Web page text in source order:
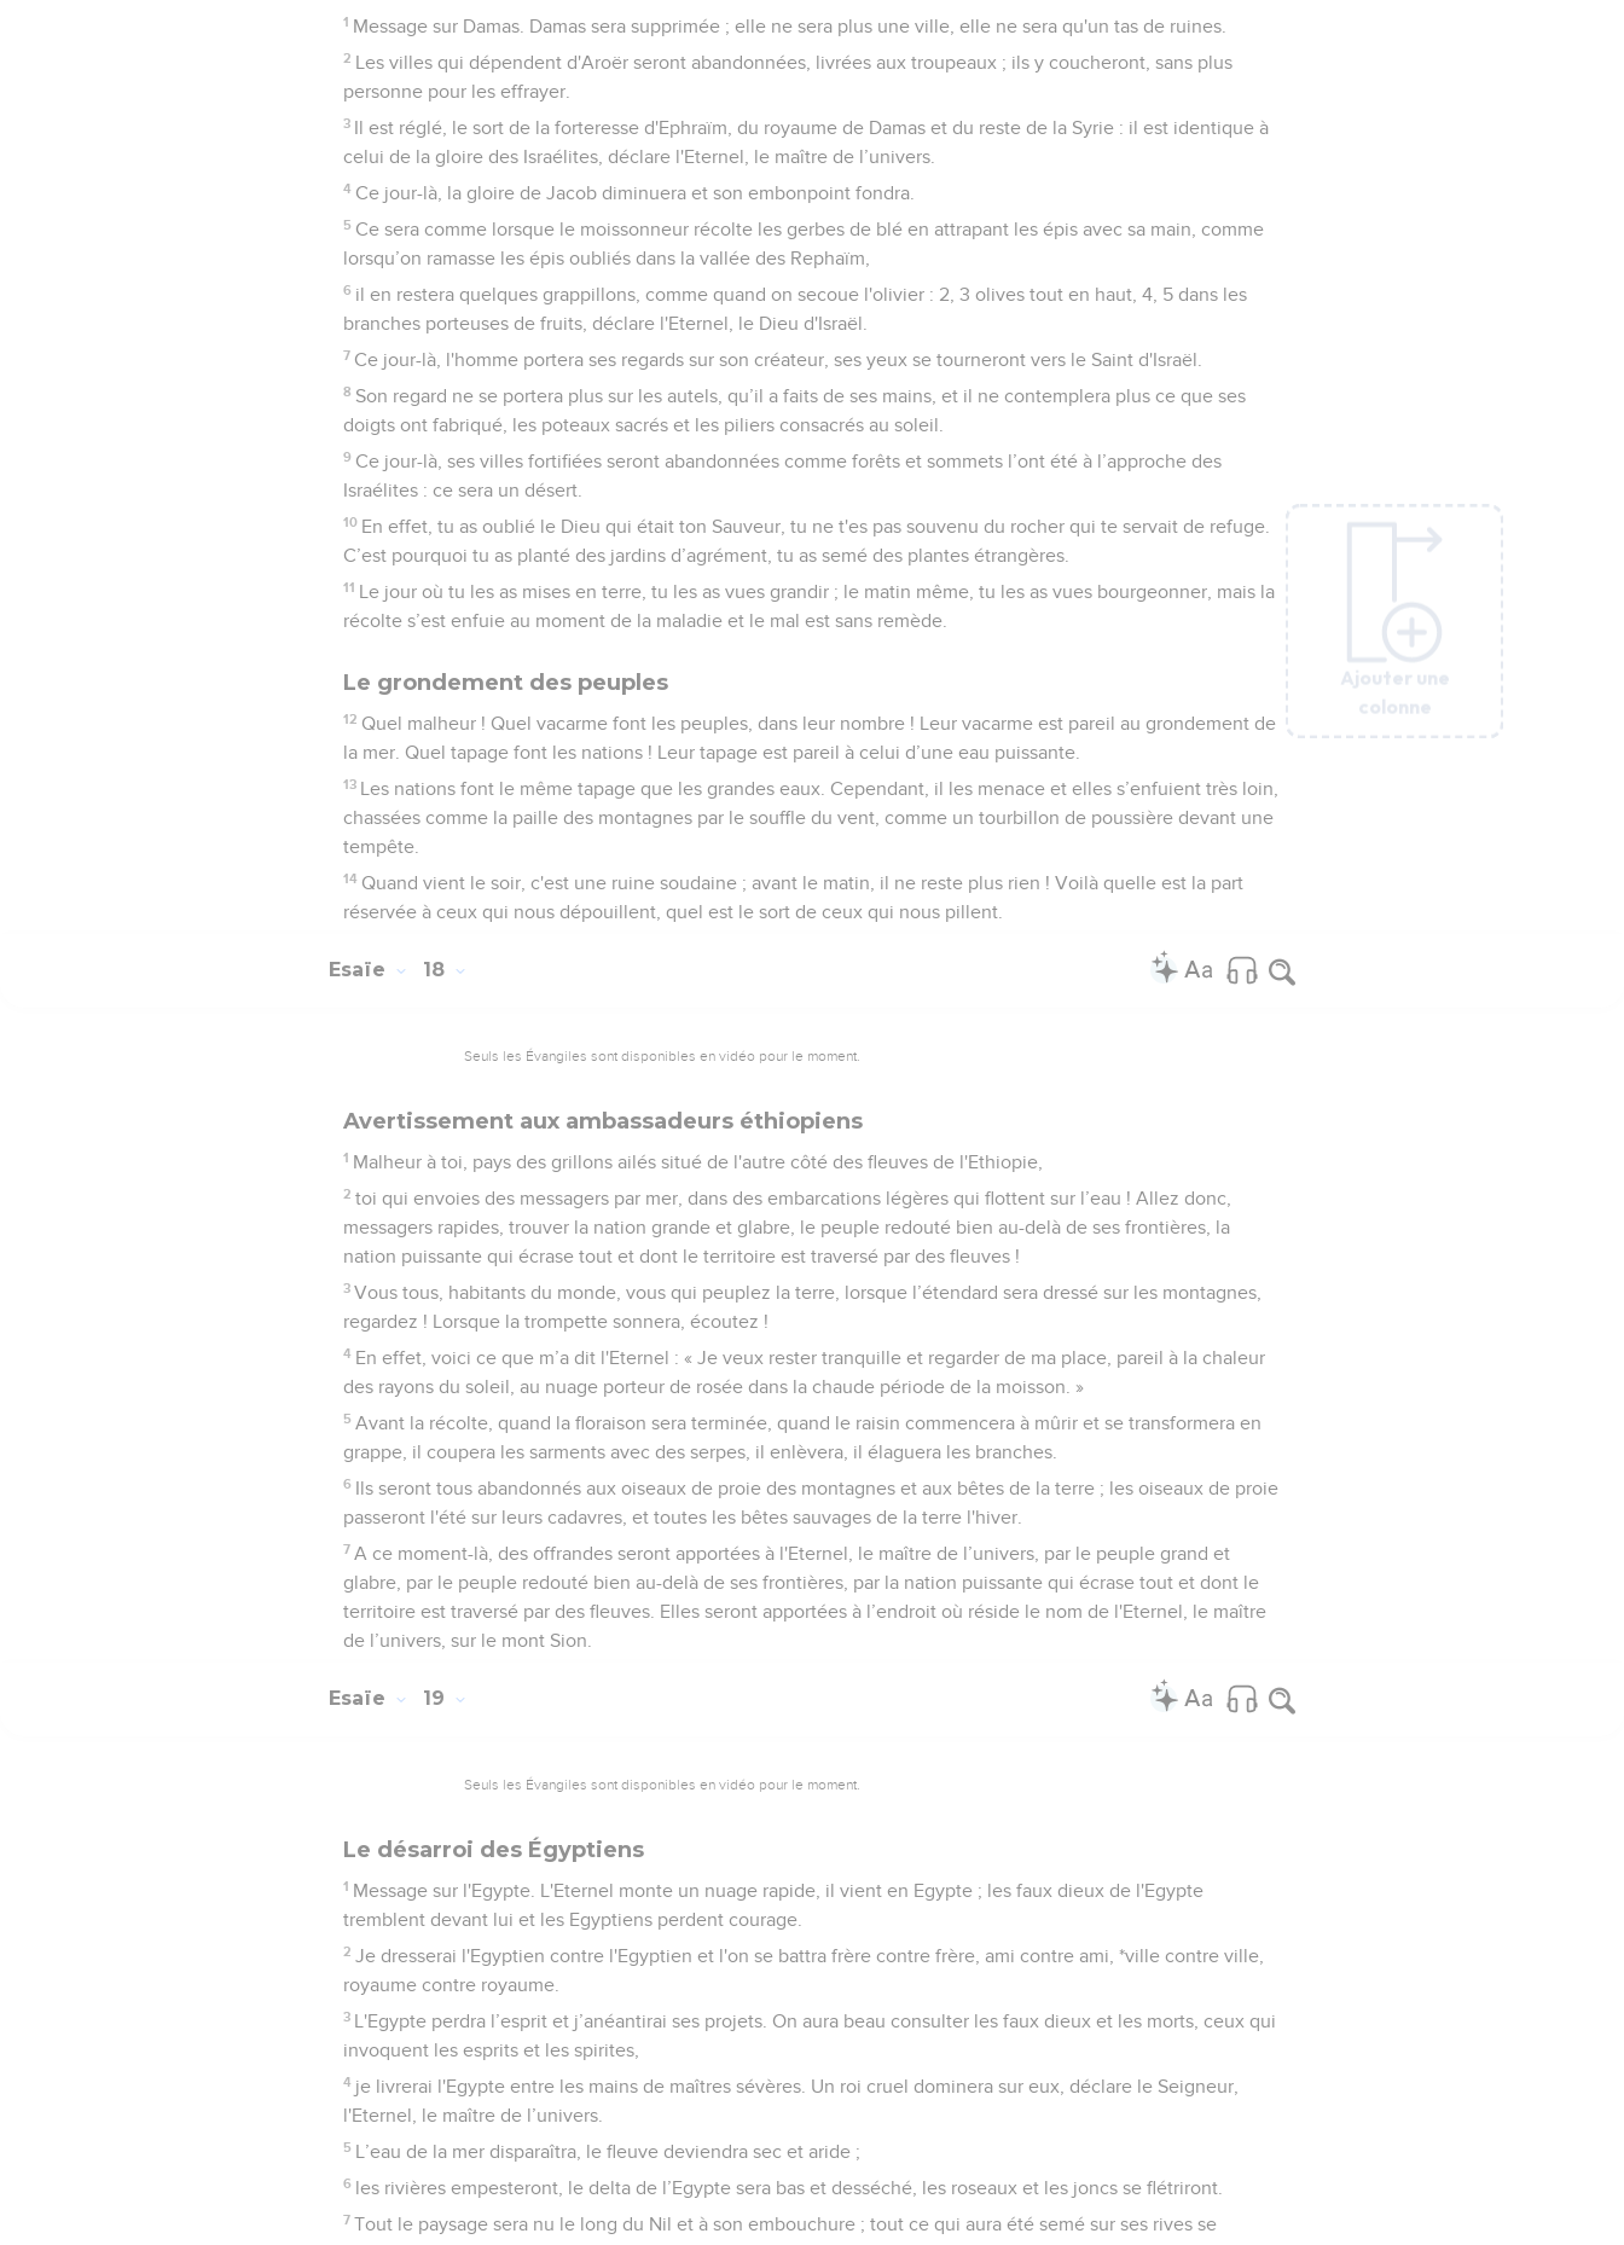
Ajouter une
colonne
Ajouter une
colonne
1 Message sur Damas. Damas sera supprimée ; elle ne sera plus une ville, elle ne sera qu'un tas de ruines.
2 Les villes qui dépendent d'Aroër seront abandonnées, livrées aux troupeaux ; ils y coucheront, sans plus
personne pour les effrayer.
3 Il est réglé, le sort de la forteresse d'Ephraïm, du royaume de Damas et du reste de la Syrie : il est identique à
celui de la gloire des Israélites, déclare l'Eternel, le maître de l’univers.
4 Ce jour-là, la gloire de Jacob diminuera et son embonpoint fondra.
5 Ce sera comme lorsque le moissonneur récolte les gerbes de blé en attrapant les épis avec sa main, comme
lorsqu’on ramasse les épis oubliés dans la vallée des Rephaïm,
6 il en restera quelques grappillons, comme quand on secoue l'olivier : 2, 3 olives tout en haut, 4, 5 dans les
branches porteuses de fruits, déclare l'Eternel, le Dieu d'Israël.
7 Ce jour-là, l'homme portera ses regards sur son créateur, ses yeux se tourneront vers le Saint d'Israël.
8 Son regard ne se portera plus sur les autels, qu’il a faits de ses mains, et il ne contemplera plus ce que ses
doigts ont fabriqué, les poteaux sacrés et les piliers consacrés au soleil.
9 Ce jour-là, ses villes fortifiées seront abandonnées comme forêts et sommets l’ont été à l’approche des
Israélites : ce sera un désert.
10 En effet, tu as oublié le Dieu qui était ton Sauveur, tu ne t'es pas souvenu du rocher qui te servait de refuge.
C’est pourquoi tu as planté des jardins d’agrément, tu as semé des plantes étrangères.
11 Le jour où tu les as mises en terre, tu les as vues grandir ; le matin même, tu les as vues bourgeonner, mais la
récolte s’est enfuie au moment de la maladie et le mal est sans remède.
Le grondement des peuples
12 Quel malheur ! Quel vacarme font les peuples, dans leur nombre ! Leur vacarme est pareil au grondement de
la mer. Quel tapage font les nations ! Leur tapage est pareil à celui d’une eau puissante.
13 Les nations font le même tapage que les grandes eaux. Cependant, il les menace et elles s’enfuient très loin,
chassées comme la paille des montagnes par le souffle du vent, comme un tourbillon de poussière devant une
tempête.
14 Quand vient le soir, c'est une ruine soudaine ; avant le matin, il ne reste plus rien ! Voilà quelle est la part
réservée à ceux qui nous dépouillent, quel est le sort de ceux qui nous pillent.
Ajouter une
colonne
Esaïe 18
Seuls les Évangiles sont disponibles en vidéo pour le moment.
Avertissement aux ambassadeurs éthiopiens
1 Malheur à toi, pays des grillons ailés situé de l'autre côté des fleuves de l'Ethiopie,
2 toi qui envoies des messagers par mer, dans des embarcations légères qui flottent sur l’eau ! Allez donc,
messagers rapides, trouver la nation grande et glabre, le peuple redouté bien au-delà de ses frontières, la
nation puissante qui écrase tout et dont le territoire est traversé par des fleuves !
3 Vous tous, habitants du monde, vous qui peuplez la terre, lorsque l’étendard sera dressé sur les montagnes,
regardez ! Lorsque la trompette sonnera, écoutez !
4 En effet, voici ce que m’a dit l'Eternel : « Je veux rester tranquille et regarder de ma place, pareil à la chaleur
des rayons du soleil, au nuage porteur de rosée dans la chaude période de la moisson. »
5 Avant la récolte, quand la floraison sera terminée, quand le raisin commencera à mûrir et se transformera en
grappe, il coupera les sarments avec des serpes, il enlèvera, il élaguera les branches.
6 Ils seront tous abandonnés aux oiseaux de proie des montagnes et aux bêtes de la terre ; les oiseaux de proie
passeront l'été sur leurs cadavres, et toutes les bêtes sauvages de la terre l'hiver.
7 A ce moment-là, des offrandes seront apportées à l'Eternel, le maître de l’univers, par le peuple grand et
glabre, par le peuple redouté bien au-delà de ses frontières, par la nation puissante qui écrase tout et dont le
territoire est traversé par des fleuves. Elles seront apportées à l’endroit où réside le nom de l'Eternel, le maître
de l’univers, sur le mont Sion.
Ajouter une
colonne
Esaïe 19
Seuls les Évangiles sont disponibles en vidéo pour le moment.
Le désarroi des Égyptiens
1 Message sur l'Egypte. L'Eternel monte un nuage rapide, il vient en Egypte ; les faux dieux de l'Egypte
tremblent devant lui et les Egyptiens perdent courage.
2 Je dresserai l'Egyptien contre l'Egyptien et l'on se battra frère contre frère, ami contre ami, *ville contre ville,
royaume contre royaume.
3 L'Egypte perdra l’esprit et j’anéantirai ses projets. On aura beau consulter les faux dieux et les morts, ceux qui
invoquent les esprits et les spirites,
4 je livrerai l'Egypte entre les mains de maîtres sévères. Un roi cruel dominera sur eux, déclare le Seigneur,
l'Eternel, le maître de l’univers.
5 L’eau de la mer disparaîtra, le fleuve deviendra sec et aride ;
6 les rivières empesteront, le delta de l’Egypte sera bas et desséché, les roseaux et les joncs se flétriront.
7 Tout le paysage sera nu le long du Nil et à son embouchure ; tout ce qui aura été semé sur ses rives se
Ajouter une
colonne
Ajouter une
colonne
Ajouter une
colonne
Ajouter une
colonne